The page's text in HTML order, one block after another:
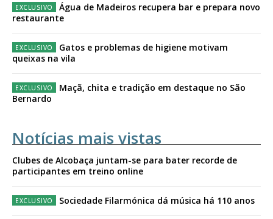
Água de Madeiros recupera bar e prepara novo
restaurante
Gatos e problemas de higiene motivam
queixas na vila
Maçã, chita e tradição em destaque no São
Bernardo
Notícias mais vistas
Clubes de Alcobaça juntam-se para bater recorde de
participantes em treino online
Sociedade Filarmónica dá música há 110 anos